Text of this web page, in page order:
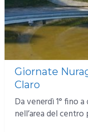
Giornate
Claro
Da venerdì 1° fino
nell’area del